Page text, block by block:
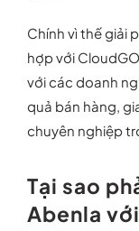
Chính vì thế giải
hợp với
với các doanh
quả bán hàng,
chuyên nghiệp
Tại sao
Abenla